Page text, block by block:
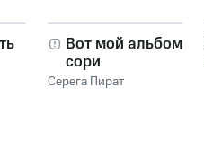
Вот мой альбом,
сори
Серега Пират